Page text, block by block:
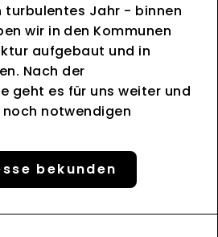
turbulentes Jahr - binnen
wir in den Kommunen
aufgebaut und in
Nach der
geht es für uns weiter und
notwendigen
bekunden